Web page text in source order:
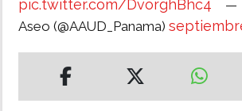
pic.twitter.com/DvorghBhc4 —
Aseo (@AAUD_Panama)